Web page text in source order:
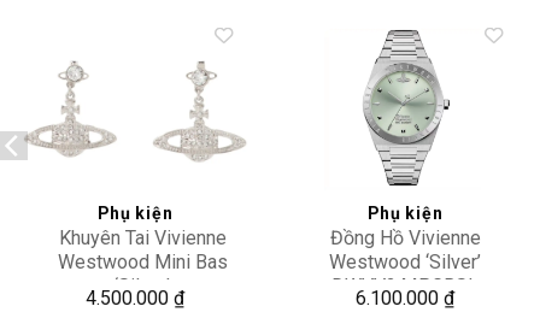
Add to
wishlist
Phụ kiện
Khuyên Tai Vivienne
Westwood Mini Bas
‘Silver’
6202002502P116CNP116
4.500.000 ₫
Phụ kiện
Đồng Hồ Vivienne
Westwood ‘Silver’
DWVV244PGRSL
6.100.000 ₫